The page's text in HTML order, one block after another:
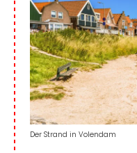
Der Strand in Volendam